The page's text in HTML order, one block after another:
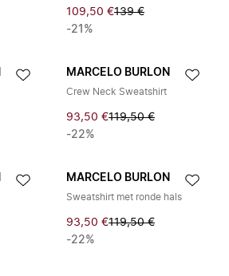
109,50 €139 €
-21%
MARCELO BURLON
Crew Neck Sweatshirt
93,50 €119,50 €
-22%
MARCELO BURLON
Sweatshirt met ronde hals
93,50 €119,50 €
-22%